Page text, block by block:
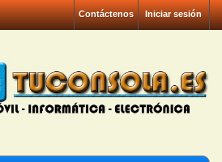
Iniciar sesión
Contáctenos